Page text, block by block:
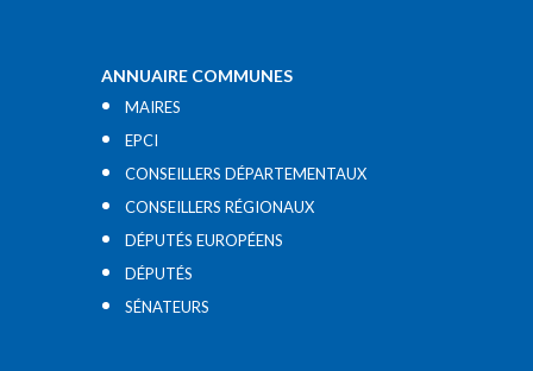
ANNUAIRE COMMUNES
MAIRES
EPCI
CONSEILLERS DÉPARTEMENTAUX
CONSEILLERS RÉGIONAUX
DÉPUTÉS EUROPÉENS
DÉPUTÉS
SÉNATEURS